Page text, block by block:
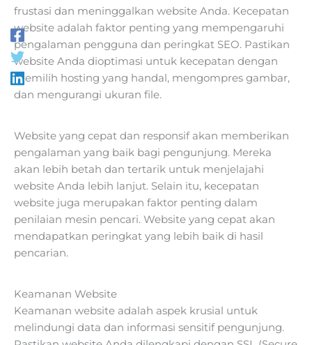
frustasi dan meninggalkan website Anda. Kecepatan
website adalah faktor penting yang mempengaruhi
pengalaman pengguna dan peringkat SEO. Pastikan
website Anda dioptimasi untuk kecepatan dengan
memilih hosting yang handal, mengompres gambar,
dan mengurangi ukuran file.
Website yang cepat dan responsif akan memberikan
pengalaman yang baik bagi pengunjung. Mereka
akan lebih betah dan tertarik untuk menjelajahi
website Anda lebih lanjut. Selain itu, kecepatan
website juga merupakan faktor penting dalam
penilaian mesin pencari. Website yang cepat akan
mendapatkan peringkat yang lebih baik di hasil
pencarian.
Keamanan Website
Keamanan website adalah aspek krusial untuk
melindungi data dan informasi sensitif pengunjung.